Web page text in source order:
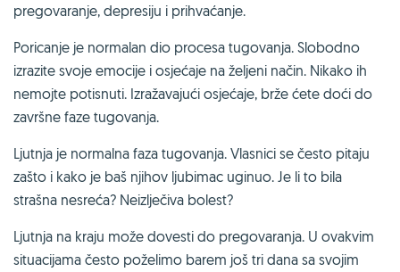
pregovaranje, depresiju i prihvaćanje.
Poricanje je normalan dio procesa tugovanja. Slobodno
izrazite svoje emocije i osjećaje na željeni način. Nikako ih
nemojte potisnuti. Izražavajući osjećaje, brže ćete doći do
završne faze tugovanja.
Ljutnja je normalna faza tugovanja. Vlasnici se često pitaju
zašto i kako je baš njihov ljubimac uginuo. Je li to bila
strašna nesreća? Neizlječiva bolest?
Ljutnja na kraju može dovesti do pregovaranja. U ovakvim
situacijama često poželimo barem još tri dana sa svojim